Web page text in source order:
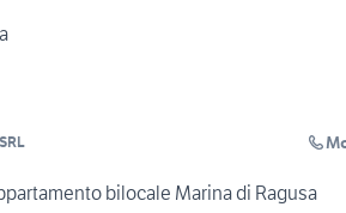
bilocale Marina di Ragusa